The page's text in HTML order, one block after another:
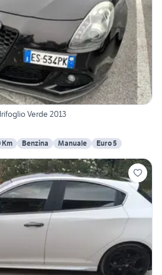
Verde 2013
Km Benzina Manuale Euro 5